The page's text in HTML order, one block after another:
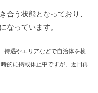
合う状態となっており、
なっています。
待遇やエリアなどで自治体を検
的に掲載休止中ですが、近日再